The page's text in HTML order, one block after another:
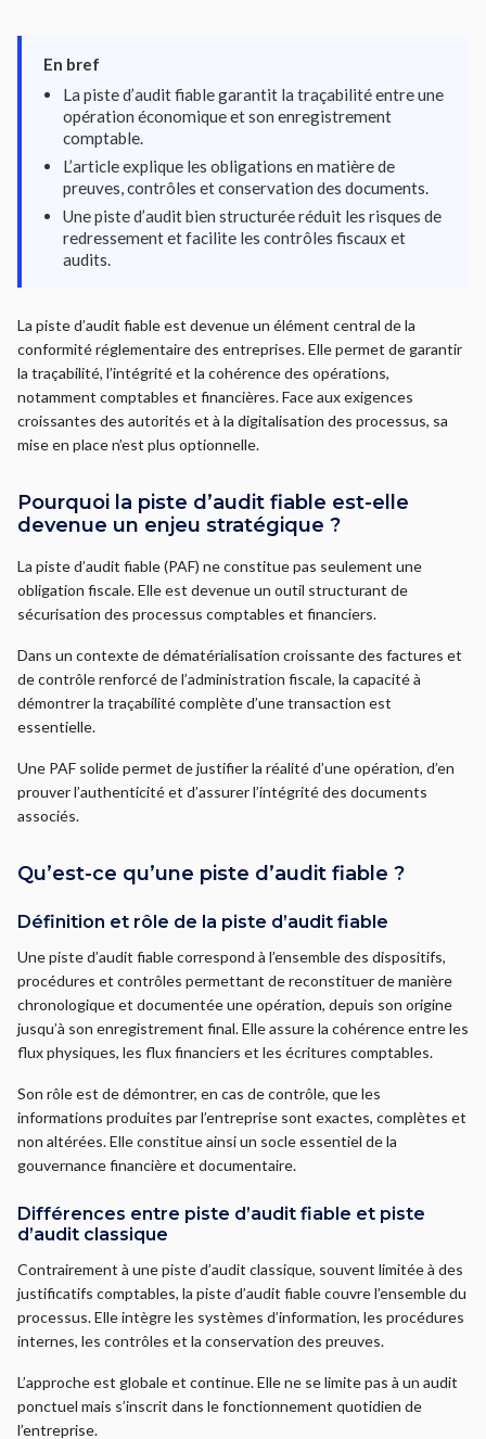
En bref
La piste d’audit fiable garantit la traçabilité entre une
opération économique et son enregistrement
comptable.
L’article explique les obligations en matière de
preuves, contrôles et conservation des documents.
Une piste d’audit bien structurée réduit les risques de
redressement et facilite les contrôles fiscaux et
audits.
La piste d’audit fiable est devenue un élément central de la
conformité réglementaire des entreprises. Elle permet de garantir
la traçabilité, l’intégrité et la cohérence des opérations,
notamment comptables et financières. Face aux exigences
croissantes des autorités et à la digitalisation des processus, sa
mise en place n’est plus optionnelle.
Pourquoi la piste d’audit fiable est-elle
devenue un enjeu stratégique ?
La piste d’audit fiable (PAF) ne constitue pas seulement une
obligation fiscale. Elle est devenue un outil structurant de
sécurisation des processus comptables et financiers.
Dans un contexte de dématérialisation croissante des factures et
de contrôle renforcé de l’administration fiscale, la capacité à
démontrer la traçabilité complète d’une transaction est
essentielle.
Une PAF solide permet de justifier la réalité d’une opération, d’en
prouver l’authenticité et d’assurer l’intégrité des documents
associés.
Qu’est-ce qu’une piste d’audit fiable ?
Définition et rôle de la piste d’audit fiable
Une piste d’audit fiable correspond à l’ensemble des dispositifs,
procédures et contrôles permettant de reconstituer de manière
chronologique et documentée une opération, depuis son origine
jusqu’à son enregistrement final. Elle assure la cohérence entre les
flux physiques, les flux financiers et les écritures comptables.
Son rôle est de démontrer, en cas de contrôle, que les
informations produites par l’entreprise sont exactes, complètes et
non altérées. Elle constitue ainsi un socle essentiel de la
gouvernance financière et documentaire.
Différences entre piste d’audit fiable et piste
d’audit classique
Contrairement à une piste d’audit classique, souvent limitée à des
justificatifs comptables, la piste d’audit fiable couvre l’ensemble du
processus. Elle intègre les systèmes d’information, les procédures
internes, les contrôles et la conservation des preuves.
L’approche est globale et continue. Elle ne se limite pas à un audit
ponctuel mais s’inscrit dans le fonctionnement quotidien de
l’entreprise.